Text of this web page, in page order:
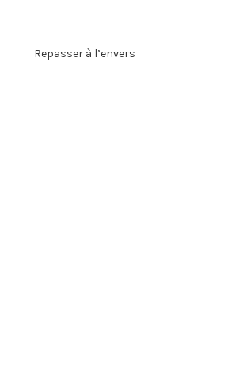
Repasser à l’envers